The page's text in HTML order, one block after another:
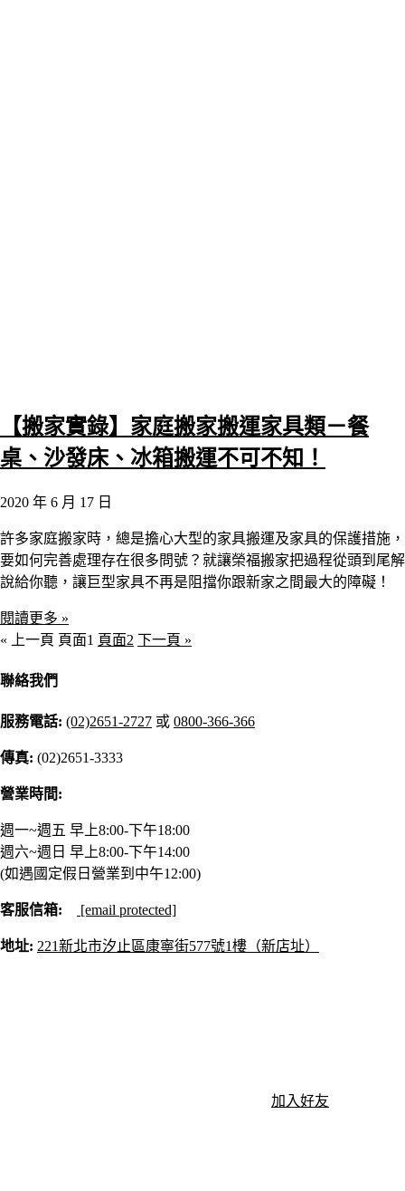
【搬家實錄】家庭搬家搬運家具類－餐
桌、沙發床、冰箱搬運不可不知！
2020 年 6 月 17 日
許多家庭搬家時，總是擔心大型的家具搬運及家具的保護措施，
要如何完善處理存在很多問號？就讓榮福搬家把過程從頭到尾解
說給你聽，讓巨型家具不再是阻擋你跟新家之間最大的障礙！
閱讀更多 »
« 上一頁 頁面1 頁面2 下一頁 »
聯絡我們
服務電話: (02)2651-2727 或 0800-366-366
傳真: (02)2651-3333
營業時間:
週一~週五 早上8:00-下午18:00
週六~週日 早上8:00-下午14:00
(如遇國定假日營業到中午12:00)
客服信箱: [email protected]
地址: 221新北市汐止區康寧街577號1樓（新店址）
加入好友